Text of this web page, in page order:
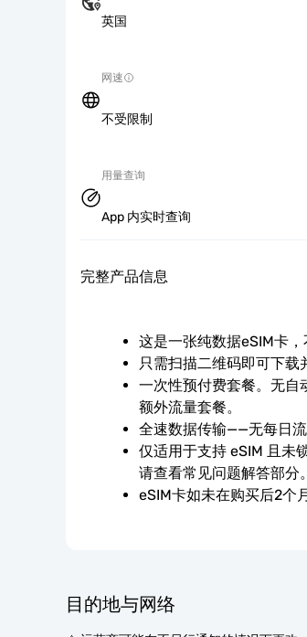
英国
网速
不受限制
用量查询
App 内实时查询
完整产品信息
这是一张纯数据eSIM卡，
只需扫描二维码即可下载
一次性预付费套餐。无自
额外流量套餐。
全速数据传输——无每日流
仅适用于支持 eSIM 且未
请查看常见问题解答部分。
eSIM卡如未在购买后2个
目的地与网络